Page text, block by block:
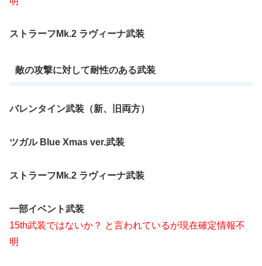
ストラーフMk.2 ラヴィーナ武装
敵の攻撃に対して耐性のある武装
バレンタイン武装（新、旧両方）
ツガル Blue Xmas ver.武装
ストラーフMk.2 ラヴィーナ武装
一部イベント武装
15th武装ではないか？ と言われているが現在確定情報不
明